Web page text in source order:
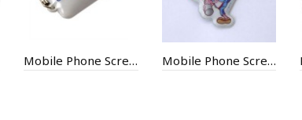
Mobile Phone Screen Cleaning Mobile Phone Screen Cleaning